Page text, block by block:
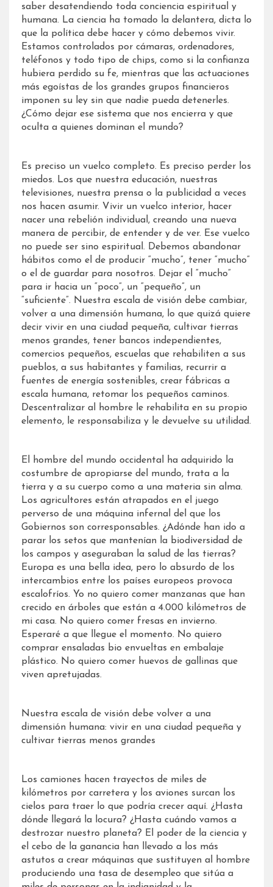
saber desatendiendo toda conciencia espiritual y
humana. La ciencia ha tomado la delantera, dicta lo
que la política debe hacer y cómo debemos vivir.
Estamos controlados por cámaras, ordenadores,
teléfonos y todo tipo de chips, como si la confianza
hubiera perdido su fe, mientras que las actuaciones
más egoístas de los grandes grupos financieros
imponen su ley sin que nadie pueda detenerles.
¿Cómo dejar ese sistema que nos encierra y que
oculta a quienes dominan el mundo?
Es preciso un vuelco completo. Es preciso perder los
miedos. Los que nuestra educación, nuestras
televisiones, nuestra prensa o la publicidad a veces
nos hacen asumir. Vivir un vuelco interior, hacer
nacer una rebelión individual, creando una nueva
manera de percibir, de entender y de ver. Ese vuelco
no puede ser sino espiritual. Debemos abandonar
hábitos como el de producir “mucho”, tener “mucho”
o el de guardar para nosotros. Dejar el “mucho”
para ir hacia un “poco”, un “pequeño”, un
“suficiente”. Nuestra escala de visión debe cambiar,
volver a una dimensión humana, lo que quizá quiere
decir vivir en una ciudad pequeña, cultivar tierras
menos grandes, tener bancos independientes,
comercios pequeños, escuelas que rehabiliten a sus
pueblos, a sus habitantes y familias, recurrir a
fuentes de energía sostenibles, crear fábricas a
escala humana, retomar los pequeños caminos.
Descentralizar al hombre le rehabilita en su propio
elemento, le responsabiliza y le devuelve su utilidad.
El hombre del mundo occidental ha adquirido la
costumbre de apropiarse del mundo, trata a la
tierra y a su cuerpo como a una materia sin alma.
Los agricultores están atrapados en el juego
perverso de una máquina infernal del que los
Gobiernos son corresponsables. ¿Adónde han ido a
parar los setos que mantenían la biodiversidad de
los campos y aseguraban la salud de las tierras?
Europa es una bella idea, pero lo absurdo de los
intercambios entre los países europeos provoca
escalofríos. Yo no quiero comer manzanas que han
crecido en árboles que están a 4.000 kilómetros de
mi casa. No quiero comer fresas en invierno.
Esperaré a que llegue el momento. No quiero
comprar ensaladas bio envueltas en embalaje
plástico. No quiero comer huevos de gallinas que
viven apretujadas.
Nuestra escala de visión debe volver a una
dimensión humana: vivir en una ciudad pequeña y
cultivar tierras menos grandes
Los camiones hacen trayectos de miles de
kilómetros por carretera y los aviones surcan los
cielos para traer lo que podría crecer aquí. ¿Hasta
dónde llegará la locura? ¿Hasta cuándo vamos a
destrozar nuestro planeta? El poder de la ciencia y
el cebo de la ganancia han llevado a los más
astutos a crear máquinas que sustituyen al hombre
produciendo una tasa de desempleo que sitúa a